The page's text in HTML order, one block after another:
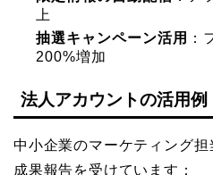
上
抽選キャンペーン活用
：
200%増加
法人アカウントの活用例
中小企業のマーケティング
成果報告を受けています：